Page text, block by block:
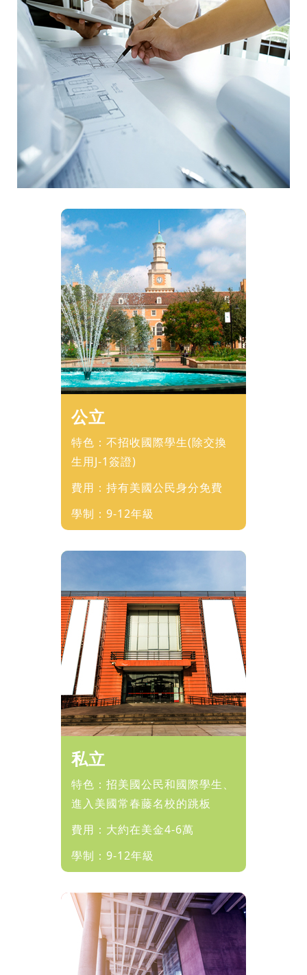
公立
特色：不招收國際學生(除交換
生用J-1簽證)
費用：持有美國公民身分免費
學制：9-12年級
私立
特色：招美國公民和國際學生、
進入美國常春藤名校的跳板
費用：大約在美金4-6萬
學制：9-12年級